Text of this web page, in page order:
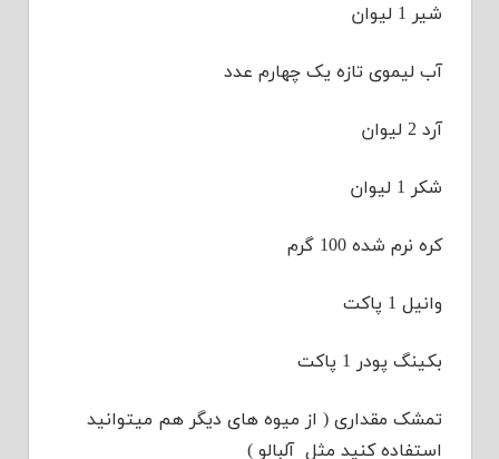
شیر 1 لیوان
آب لیموی تازه یک چهارم عدد
آرد 2 لیوان
شکر 1 لیوان
کره نرم شده 100 گرم
وانیل 1 پاکت
بکینگ پودر 1 پاکت
تمشک مقداری ( از میوه های دیگر هم میتوانید
استفاده کنید مثل آلبالو )